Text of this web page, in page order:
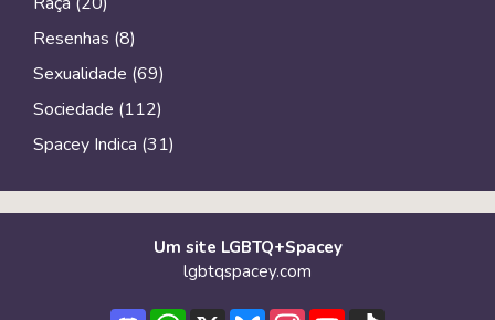
Resenhas (8)
Sexualidade (69)
Sociedade (112)
Spacey Indica (31)
Um site LGBTQ+Spacey
lgbtqspacey.com